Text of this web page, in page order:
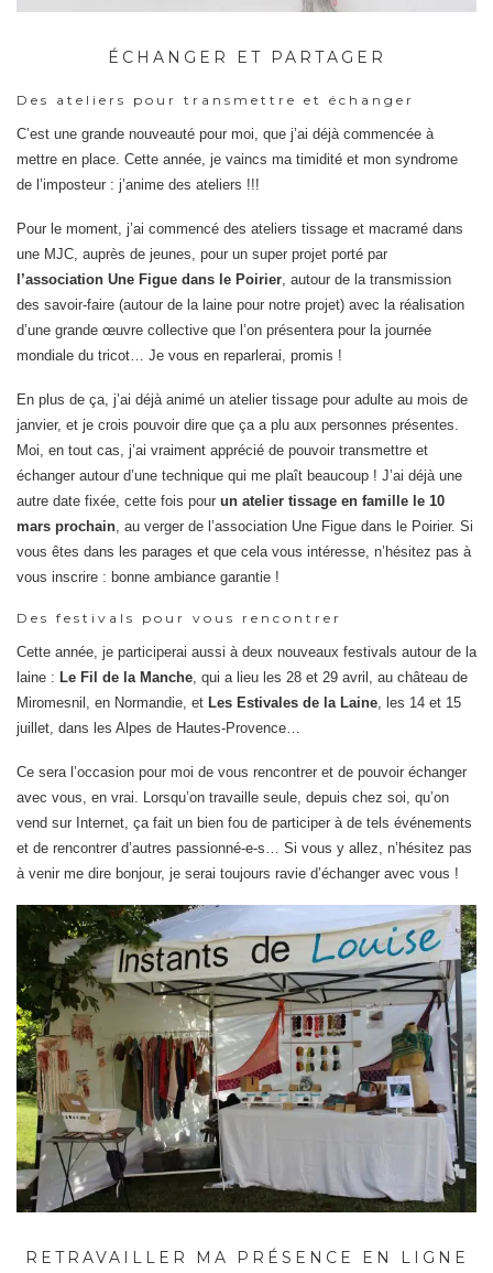
ÉCHANGER ET PARTAGER
Des ateliers pour transmettre et échanger
C’est une grande nouveauté pour moi, que j’ai déjà commencée à
mettre en place. Cette année, je vaincs ma timidité et mon syndrome
de l’imposteur : j’anime des ateliers !!!
Pour le moment, j’ai commencé des ateliers tissage et macramé dans
une MJC, auprès de jeunes, pour un super projet porté par
l’association Une Figue dans le Poirier, autour de la transmission
des savoir-faire (autour de la laine pour notre projet) avec la réalisation
d’une grande œuvre collective que l’on présentera pour la journée
mondiale du tricot… Je vous en reparlerai, promis !
En plus de ça, j’ai déjà animé un atelier tissage pour adulte au mois de
janvier, et je crois pouvoir dire que ça a plu aux personnes présentes.
Moi, en tout cas, j’ai vraiment apprécié de pouvoir transmettre et
échanger autour d’une technique qui me plaît beaucoup ! J’ai déjà une
autre date fixée, cette fois pour un atelier tissage en famille le 10
mars prochain, au verger de l’association Une Figue dans le Poirier. Si
vous êtes dans les parages et que cela vous intéresse, n’hésitez pas à
vous inscrire : bonne ambiance garantie !
Des festivals pour vous rencontrer
Cette année, je participerai aussi à deux nouveaux festivals autour de la
laine : Le Fil de la Manche, qui a lieu les 28 et 29 avril, au château de
Miromesnil, en Normandie, et Les Estivales de la Laine, les 14 et 15
juillet, dans les Alpes de Hautes-Provence…
Ce sera l’occasion pour moi de vous rencontrer et de pouvoir échanger
avec vous, en vrai. Lorsqu’on travaille seule, depuis chez soi, qu’on
vend sur Internet, ça fait un bien fou de participer à de tels événements
et de rencontrer d’autres passionné-e-s… Si vous y allez, n’hésitez pas
à venir me dire bonjour, je serai toujours ravie d’échanger avec vous !
RETRAVAILLER MA PRÉSENCE EN LIGNE